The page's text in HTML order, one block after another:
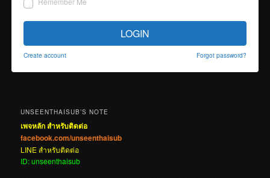
LOGIN
Create account Forgot password?
UNSEENTHAISUB’S NOTE
เพจหลัก สำหรับติดต่อ
facebook.com/unseenthaisub
LINE สำหรับติดต่อ
ID: unseenthaisub